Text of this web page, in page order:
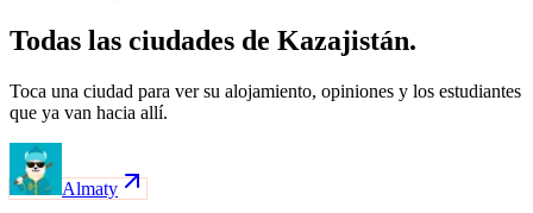
Todas las ciudades de Kazajistán.
Toca una ciudad para ver su alojamiento, opiniones y los estudiantes
que ya van hacia allí.
Almaty